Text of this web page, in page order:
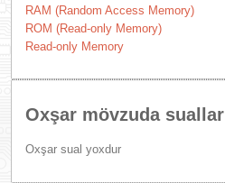
RAM (Random Access Memory)
ROM (Read-only Memory)
Read-only Memory
Oxşar mövzuda suallar
Oxşar sual yoxdur